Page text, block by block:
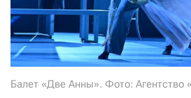
Балет «Две Анны». Фото: Агентство
звоните:
+7 (929) 612-03-68